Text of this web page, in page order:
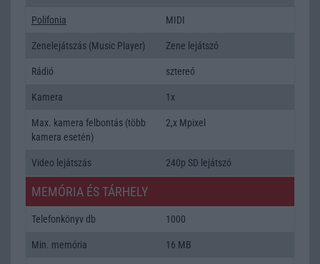
Polifonia MIDI
Zenelejátszás (Music Player) Zene lejátszó
Rádió sztereó
Kamera 1x
Max. kamera felbontás (több
kamera esetén)
2,x Mpixel
Video lejátszás 240p SD lejátszó
MEMÓRIA ÉS TÁRHELY
Telefonkönyv db 1000
Min. memória 16 MB